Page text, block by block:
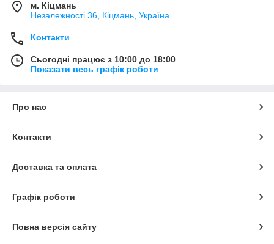
м. Кіцмань
Незалежності 36, Кіцмань, Україна
Контакти
Сьогодні працює з 10:00 до 18:00
Показати весь графік роботи
Про нас
Контакти
Доставка та оплата
Графік роботи
Повна версія сайту